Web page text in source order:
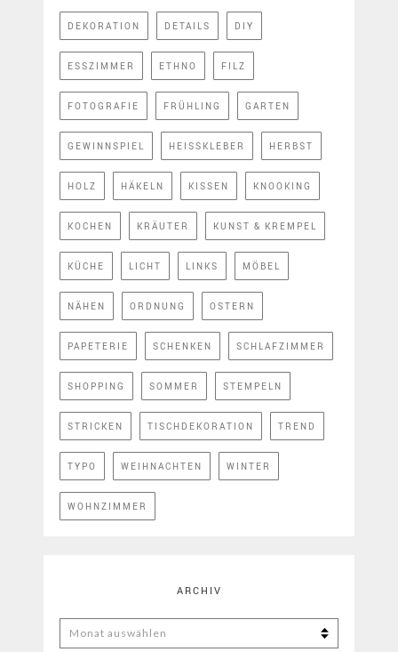
DEKORATION DETAILS DIY
ESSZIMMER ETHNO FILZ
FOTOGRAFIE FRÜHLING GARTEN
GEWINNSPIEL HEISSKLEBER HERBST
HOLZ HÄKELN KISSEN KNOOKING
KOCHEN KRÄUTER KUNST & KREMPEL
KÜCHE LICHT LINKS MÖBEL
NÄHEN ORDNUNG OSTERN
PAPETERIE SCHENKEN SCHLAFZIMMER
SHOPPING SOMMER STEMPELN
STRICKEN TISCHDEKORATION TREND
TYPO WEIHNACHTEN WINTER
WOHNZIMMER
ARCHIV
ARCHIV